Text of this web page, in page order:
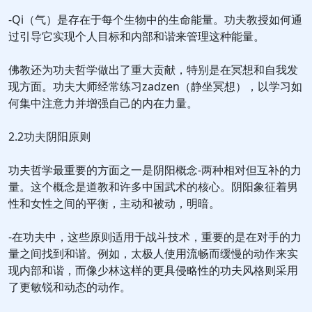
-Qi（气）是存在于每个生物中的生命能量。功夫教授如何通
过引导它实现个人目标和内部和谐来管理这种能量。
佛教还为功夫哲学做出了重大贡献，特别是在冥想和自我发
现方面。功夫大师经常练习zadzen（静坐冥想），以学习如
何集中注意力并增强自己的内在力量。
2.2功夫阴阳原则
功夫哲学最重要的方面之一是阴阳概念-两种相对但互补的力
量。这个概念是道教和许多中国武术的核心。阴阳象征着男
性和女性之间的平衡，主动和被动，明暗。
-在功夫中，这些原则适用于战斗技术，重要的是在对手的力
量之间找到和谐。例如，太极人使用流畅而缓慢的动作来实
现内部和谐，而像少林这样的更具侵略性的功夫风格则采用
了更敏锐和动态的动作。